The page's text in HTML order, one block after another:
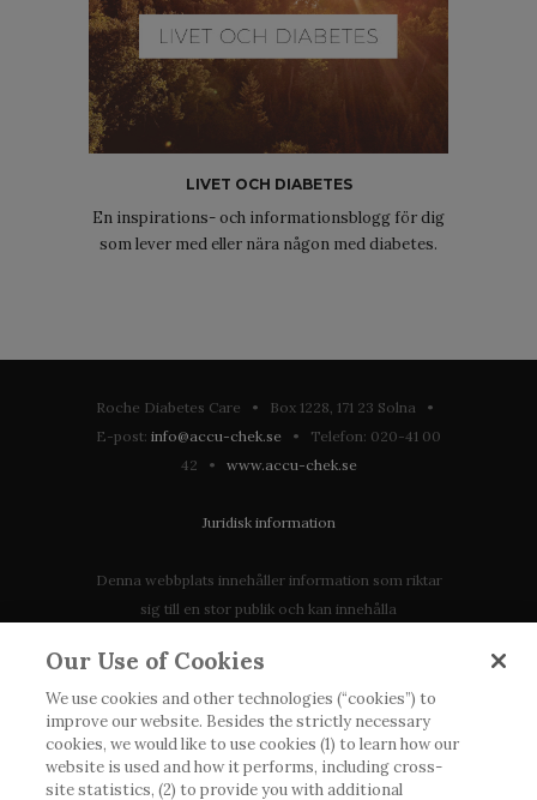
LIVET OCH DIABETES
En inspirations- och informationsblogg för dig
som lever med eller nära någon med diabetes.
Roche Diabetes Care • Box 1228, 171 23 Solna •
E-post: info@accu-chek.se • Telefon: 020-41 00
42 • www.accu-chek.se
Juridisk information
Denna webbplats innehåller information som riktar
sig till en stor publik och kan innehålla
tillgänglig eller giltig i ditt land. Vänligen observera
att vi inte tar något ansvar för information som
eventuellt inte uppfyller någon gällande rättslig
process, förordning, registrering eller användning i
landet där du bor.
Our Use of Cookies
We use cookies and other technologies (“cookies”) to
improve our website. Besides the strictly necessary
cookies, we would like to use cookies (1) to learn how our
website is used and how it performs, including cross-
site statistics, (2) to provide you with additional